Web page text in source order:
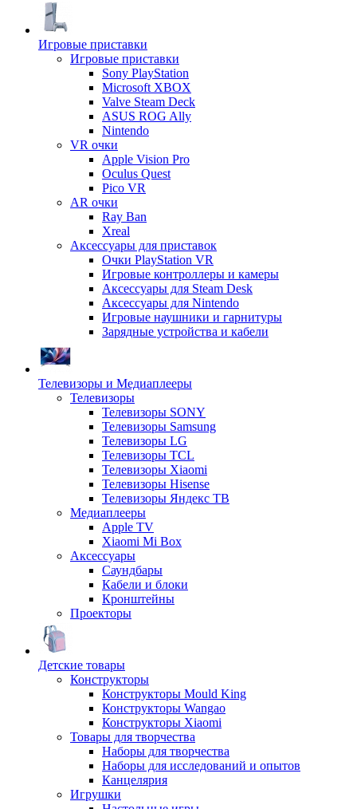
Игровые приставки
Игровые приставки
Sony PlayStation
Microsoft XBOX
Valve Steam Deck
ASUS ROG Ally
Nintendo
VR очки
Apple Vision Pro
Oculus Quest
Pico VR
AR очки
Ray Ban
Xreal
Аксессуары для приставок
Очки PlayStation VR
Игровые контроллеры и камеры
Аксессуары для Steam Desk
Аксессуары для Nintendo
Игровые наушники и гарнитуры
Зарядные устройства и кабели
Телевизоры и Медиаплееры
Телевизоры
Телевизоры SONY
Телевизоры Samsung
Телевизоры LG
Телевизоры TCL
Телевизоры Xiaomi
Телевизоры Hisense
Телевизоры Яндекс ТВ
Медиаплееры
Apple TV
Xiaomi Mi Box
Аксессуары
Саундбары
Кабели и блоки
Кронштейны
Проекторы
Детские товары
Конструкторы
Конструкторы Mould King
Конструкторы Wangao
Конструкторы Xiaomi
Товары для творчества
Наборы для творчества
Наборы для исследований и опытов
Канцелярия
Игрушки